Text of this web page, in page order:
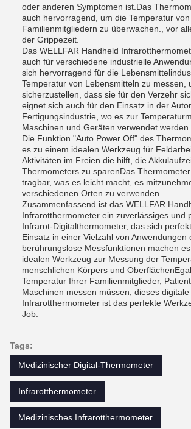
oder anderen Symptomen ist.Das
auch hervorragend, um die Temperatur von
Familienmitgliedern zu überwachen., vor
der Grippezeit.
Das WELLFAR Handheld
auch für verschiedene industrielle
sich hervorragend für die
Temperatur von Lebensmitteln zu messen,
sicherzustellen, dass sie für den Verzehr
eignet sich auch für den Einsatz in der
Fertigungsindustrie, wo es zur
Maschinen und Geräten verwendet werden
Die Funktion "Auto Power Off" des
es zu einem idealen Werkzeug für
Aktivitäten im Freien.die hilft, die
Thermometers zu sparenDas
tragbar, was es leicht macht, es
verschiedenen Orten zu verwenden.
Zusammenfassend ist das WELLFAR
Infrarotthermometer ein zuverlässiges und
Infrarot-Digitalthermometer, das sich
Einsatz in einer Vielzahl von Anwendungen
berührungslose Messfunktionen machen
idealen Werkzeug zur Messung der
menschlichen Körpers und
Temperatur Ihrer Familienmitglieder,
Maschinen messen müssen, dieses digitale
Infrarotthermometer ist das perfekte
Job.
Tags:
Medizinischer Digital-Thermometer
Infrarotthermometer
Medizinisches Infrarotthermometer